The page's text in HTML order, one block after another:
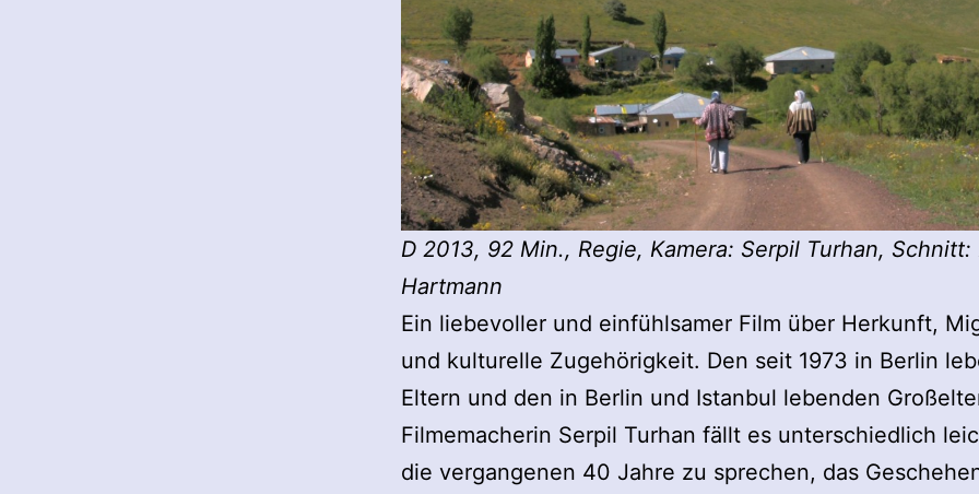
D 2013, 92 Min., Regie, Kamera: Serpil Turhan, Schnitt:
Hartmann
Ein liebevoller und einfühlsamer Film über Herkunft,
und kulturelle Zugehörigkeit. Den seit 1973 in Berlin
Eltern und den in Berlin und Istanbul lebenden
Filmemacherin Serpil Turhan fällt es unterschiedlich
die vergangenen 40 Jahre zu sprechen, das